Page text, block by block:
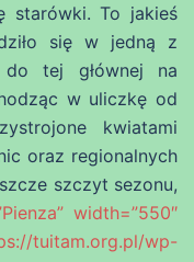
starówki. To jakieś
się w jedną z
do tej głównej na
w uliczkę od
kwiatami
oraz regionalnych
szczyt sezonu,
width=”550″
tuitam.org.pl/wp-